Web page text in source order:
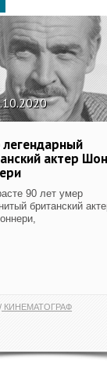
актер Шон
90 лет умер
британский
КИНЕМАТОГРАФ